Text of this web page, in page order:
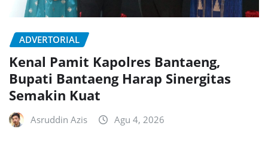
ADVERTORIAL
Kenal Pamit Kapolres Bantaeng,
Bupati Bantaeng Harap Sinergitas
Semakin Kuat
Asruddin Azis Agu 4, 2026